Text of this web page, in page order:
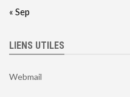
« Sep
LIENS UTILES
Webmail